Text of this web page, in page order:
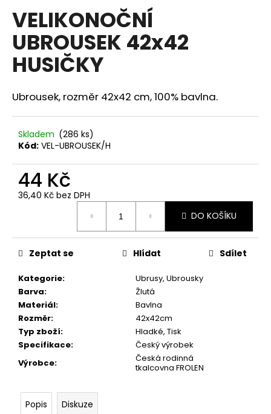
produktu
je
0,0
z
5
hvězdiček.
VELIKONOČNÍ
UBROUSEK 42x42
HUSIČKY
Ubrousek, rozměr 42x42 cm, 100% bavlna.
Skladem (286 ks)
Kód: VEL-UBROUSEK/H
44 Kč
36,40 Kč bez DPH
DO KOŠÍKU
Kategorie:
Ubrusy, Ubrousky
Barva:
Žlutá
Materiál:
Bavlna
Rozměr:
42x42cm
Typ zboží:
Hladké, Tisk
Specifikace:
Český výrobek
Výrobce:
Česká rodinná
tkalcovna FROLEN
Zeptat se Hlídat Sdílet
Popis Diskuze
a
j
í
t
?
HLEDAT
D
u
č
u
e
m
e
25X14
CM